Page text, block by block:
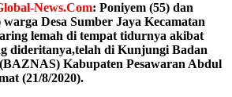
News.Com: Poniyem (55) dan
Desa Sumber Jaya Kecamatan
lemah di tempat tidurnya akibat
dideritanya,telah di Kunjungi Badan
Kabupaten Pesawaran Abdul
(21/8/2020).